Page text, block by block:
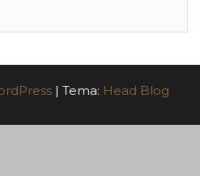
| Tema: Head Blog